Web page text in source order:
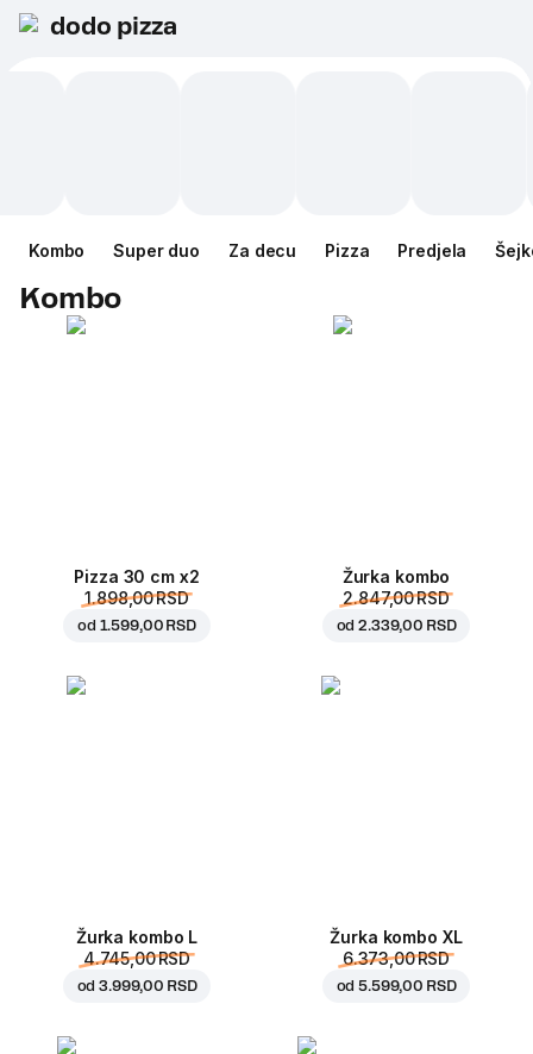
dodo pizza
Kombo Super duo Za decu Pizza Predjela
Kombo
Pizza 30 cm x2
1.898,00 RSD
od 1.599,00 RSD
Žurka kombo
2.847,00 RSD
od2.339,00 RSD
Žurka kombo L
4.745,00 RSD
od3.999,00 RSD
Žurka kombo XL
6.373,00 RSD
od5.599,00 RSD